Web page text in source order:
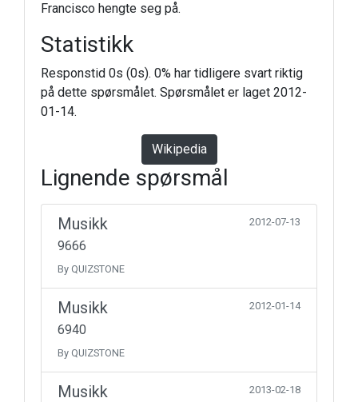
Francisco hengte seg på.
Statistikk
Responstid 0s (0s). 0% har tidligere svart riktig
på dette spørsmålet. Spørsmålet er laget 2012-
01-14.
Wikipedia
Lignende spørsmål
Musikk 2012-07-13
9666
By QUIZSTONE
Musikk 2012-01-14
6940
By QUIZSTONE
Musikk 2013-02-18